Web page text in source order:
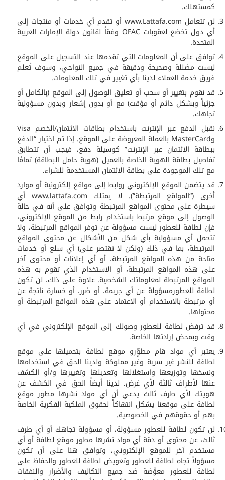
كمستهلك.
لن تتعامل www.Lattafa.com أو تقدم أي خدمات أو منتجات إلى
أي دول تخضع لعقوبات OFAC وفقاً لقانون دولة الإمارات العربية
المتحدة.
توافق على أن المعلومات التي تقدمها عند التسجيل على الموقع
ليست مضللة وصحيحة ودقيقة في جميع النواحي، وسوف تُعلم
فريق خدمة العملاء لدينا بأي تغيير في تلك المعلومات.
قد نقوم بتغيير أو سحب أو تعليق الوصول إلى الموقع (بالكامل أو
جزئياً وبشكل دائم أو مؤقت) مع أو بدون إشعار وبدون مسؤولية
تجاهك.
نقبل الدفع عبر الإنترنت باستخدام بطاقات الائتمان/الخصم Visa
وMasterCard بالعملة المعروضة على الموقع. إذا تم اختيار “الدفع
ببطاقة الائتمان عبر الإنترنت” كوسيلة دفع، فيجب أن تتطابق
تفاصيل بطاقة الهوية الخاصة بالعميل (هوية حامل البطاقة) تمامًا
مع تلك الموجودة على بطاقة الائتمان المستخدمة للشراء.
قد يتضمن الموقع الإلكتروني روابط إلى مواقع إلكترونية أو موارد
أخرى (“المواقع المرتبطة”). لا يمتلك www.lattafa.com أي
سيطرة على محتوى المواقع المرتبطة وتوافق على أنه في حالة
الوصول إلى موقع مرتبط باستخدام رابط من الموقع الإلكتروني،
فإن لطافة للعطور ليست مسؤولة عن توفر المواقع المرتبطة، ولا
تتحمل أي مسؤولية بأي شكل من الأشكال عن محتوى المواقع
المرتبطة، بما في ذلك (ولكن لا تقتصر على) أي سلع أو خدمات
متاحة من هذه المواقع المرتبطة، أو أي إعلانات أو محتوى آخر
على هذه المواقع المرتبطة، أو الاستخدام الذي تقوم به هذه
المواقع المرتبطة لمعلوماتك الشخصية. علاوة على ذلك، لن تكون
لطافة للعطورمسؤولة عن أي جريمة، أو ضرر، أو خسارة ناتجة عن
أو مرتبطة بالاستخدام أو الاعتماد على هذه المواقع المرتبطة أو
محتواها.
قد ترفض لطافة للعطور وصولك إلى الموقع الإلكتروني في أي
وقت وبمحض إرادتها الخاصة.
يعتبر أي مواد قام مطوِّرو موقع لطافة بتحميلها على موقع
لطافة للنشر غير سرية وغير مملوكة ولدينا الحق في استخدامها
ونسخها وتوزيعها واستغلالها وتعديلها وتغييرها و/أو الكشف
عنها لأطراف ثالثة لأي غرض. لدينا أيضاً الحق في الكشف عن
هويتك لأي طرف ثالث يدعي أن أي مواد نشرها مطور موقع
لطافة على موقعنا يشكل انتهاكاً لحقوق الملكية الفكرية الخاصة
بهم أو حقوقهم في الخصوصية.
لن تكون لطافة للعطور مسؤولة، أو مسؤولة تجاهك أو أي طرف
ثالث، عن محتوى أو دقة أي مواد نشرها مطور موقع لطافة أو أي
مستخدم آخر للموقع الإلكتروني، وتوافق هنا على أن تكون
مسؤولاً تجاه لطافة للعطور وتعويض لطافة للعطور والحفاظ على
لطافة للعطور معوَّضة ضد جميع التكاليف والأضرار والنفقات